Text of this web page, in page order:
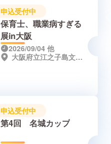
申込受付中
保育士、職業病すぎる
展in大阪
2026/09/04 他
大阪府立江之子島文化芸術創造センター enoco
申込受付中
第4回 名城カップ